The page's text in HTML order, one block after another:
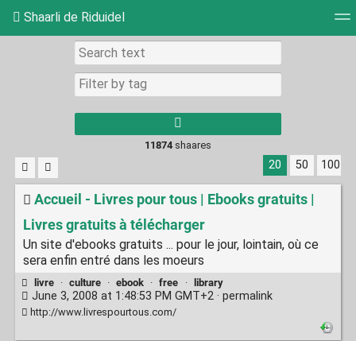
Shaarli de Riduidel
Daily
11874shaares
20 50 100
Accueil - Livres pour tous | Ebooks gratuits |
Livres gratuits à télécharger
Un site d'ebooks gratuits ... pour le jour, lointain, où ce
sera enfin entré dans les moeurs
livre · culture · ebook · free · library
June 3, 2008 at 1:48:53 PM GMT+2 · permalink
http://www.livrespourtous.com/